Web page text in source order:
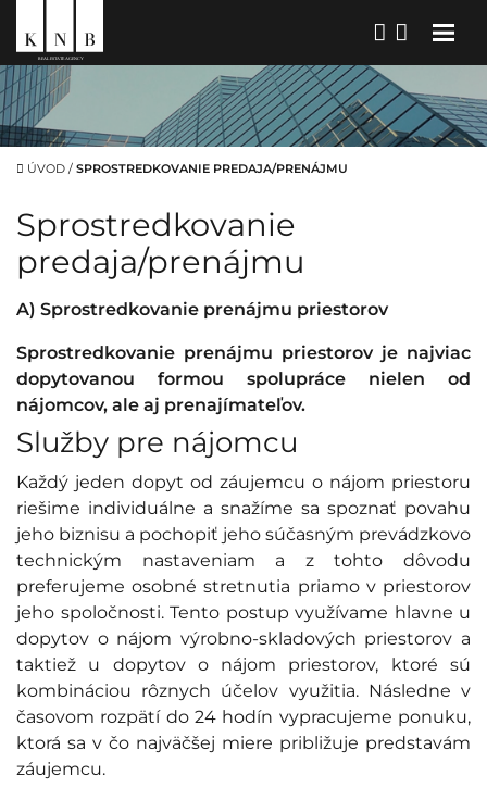
ÚVOD / SPROSTREDKOVANIE PREDAJA/PRENÁJMU
Sprostredkovanie
predaja/prenájmu
A) Sprostredkovanie prenájmu priestorov
Sprostredkovanie prenájmu priestorov je najviac
dopytovanou formou spolupráce nielen od
nájomcov, ale aj prenajímateľov.
Služby pre nájomcu
Každý jeden dopyt od záujemcu o nájom priestoru
riešime individuálne a snažíme sa spoznať povahu
jeho biznisu a pochopiť jeho súčasným prevádzkovo
technickým nastaveniam a z tohto dôvodu
preferujeme osobné stretnutia priamo v priestorov
jeho spoločnosti. Tento postup využívame hlavne u
dopytov o nájom výrobno-skladových priestorov a
taktiež u dopytov o nájom priestorov, ktoré sú
kombináciou rôznych účelov využitia. Následne v
časovom rozpätí do 24 hodín vypracujeme ponuku,
ktorá sa v čo najväčšej miere približuje predstavám
záujemcu.